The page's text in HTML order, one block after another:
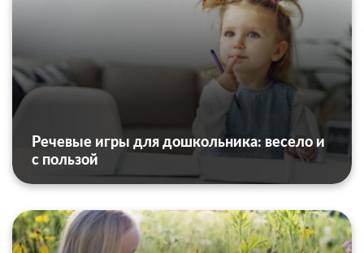
Речевые игры для дошкольника: весело и
с пользой